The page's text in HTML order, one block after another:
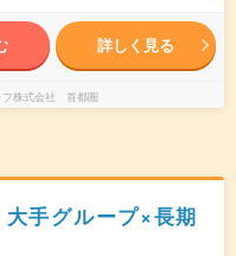
詳しく見る
フ株式会社 首都圏
手グループ×長期